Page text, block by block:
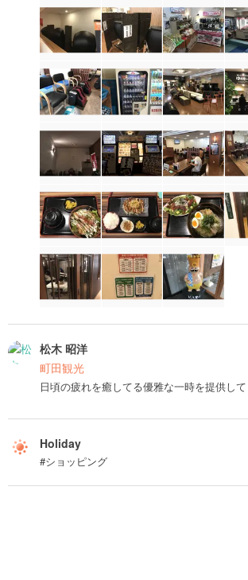
松木 昭洋
町田観光
日頃の疲れを癒してる優雅な一時を提供して
Holiday
#ショッピング